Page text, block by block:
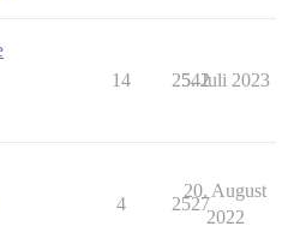
14 2542
5. Juli 2023
4 2527
20. August
2022